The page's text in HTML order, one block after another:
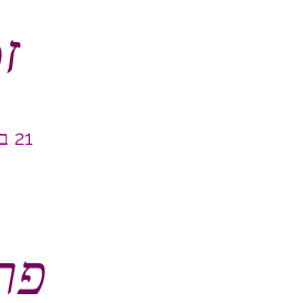
21 בפבר׳ 2024, 21:30 – 22:30